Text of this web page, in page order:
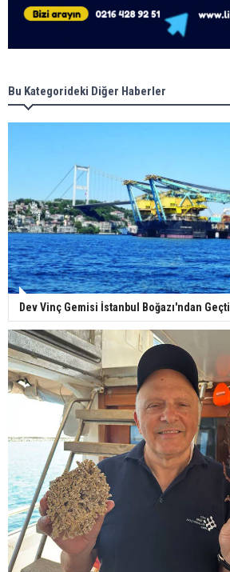
Bu Kategorideki Diğer Haberler
Dev Vinç Gemisi İstanbul Boğazı'ndan Geçti